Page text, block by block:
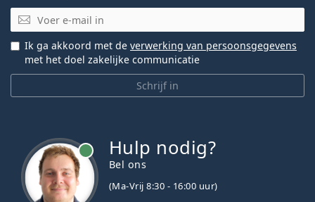
E-mail
Schrijf in
Ik ga akkoord met de verwerking van persoonsgegevens
met het doel zakelijke communicatie
Hulp nodig?
Bel ons
(Ma-Vrij 8:30 - 16:00 uur)